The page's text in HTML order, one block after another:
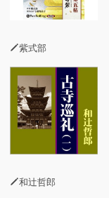
紫式部
和辻哲郎